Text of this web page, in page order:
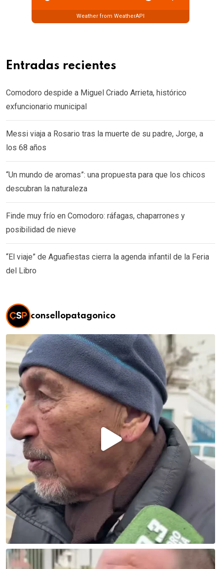
Weather from WeatherAPI
Entradas recientes
Comodoro despide a Miguel Criado Arrieta, histórico
exfuncionario municipal
Messi viaja a Rosario tras la muerte de su padre, Jorge, a
los 68 años
“Un mundo de aromas”: una propuesta para que los chicos
descubran la naturaleza
Finde muy frío en Comodoro: ráfagas, chaparrones y
posibilidad de nieve
“El viaje” de Aguafiestas cierra la agenda infantil de la Feria
del Libro
consellopatagonico